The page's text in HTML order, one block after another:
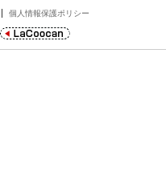
個人情報保護ポリシー